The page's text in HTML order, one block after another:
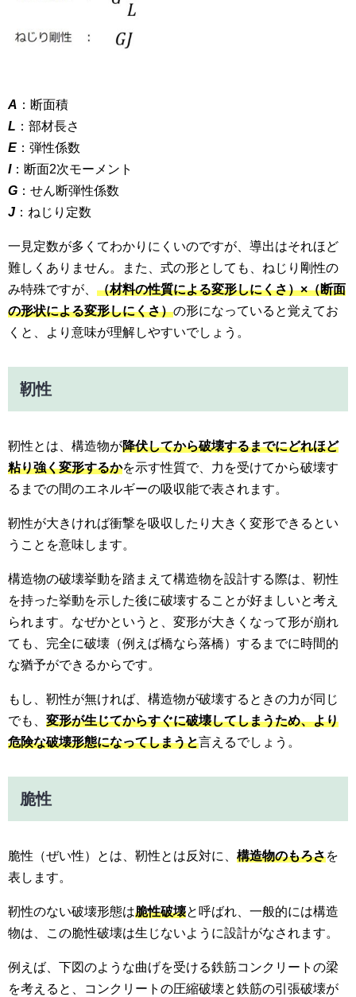
A ：断面積
L ：部材長さ
E ：弾性係数
I：断面2次モーメント
G ：せん断弾性係数
J ：ねじり定数
一見定数が多くてわかりにくいのですが、導出はそれほど
難しくありません。また、式の形としても、ねじり剛性の
み特殊ですが、 （材料の性質による変形しにくさ）×（断面
の形状による変形しにくさ）の形になっていると覚えてお
くと、より意味が理解しやすいでしょう。
靭性
靭性とは、構造物が降伏してから破壊するまでにどれほど
粘り強く変形するかを示す性質で、力を受けてから破壊す
るまでの間のエネルギーの吸収能で表されます。
靭性が大きければ衝撃を吸収したり大きく変形できるとい
うことを意味します。
構造物の破壊挙動を踏まえて構造物を設計する際は、靭性
を持った挙動を示した後に破壊することが好ましいと考え
られます。なぜかというと、変形が大きくなって形が崩れ
ても、完全に破壊（例えば橋なら落橋）するまでに時間的
な猶予ができるからです。
もし、靭性が無ければ、構造物が破壊するときの力が同じ
でも、 変形が生じてからすぐに破壊してしまうため、より
危険な破壊形態になってしまうと言えるでしょう。
脆性
脆性（ぜい性）とは、靭性とは反対に、 構造物のもろさを
表します。
靭性のない破壊形態は脆性破壊と呼ばれ、一般的には構造
物は、この脆性破壊は生じないように設計がなされます。
例えば、下図のような曲げを受ける鉄筋コンクリートの梁
を考えると、コンクリートの圧縮破壊と鉄筋の引張破壊が